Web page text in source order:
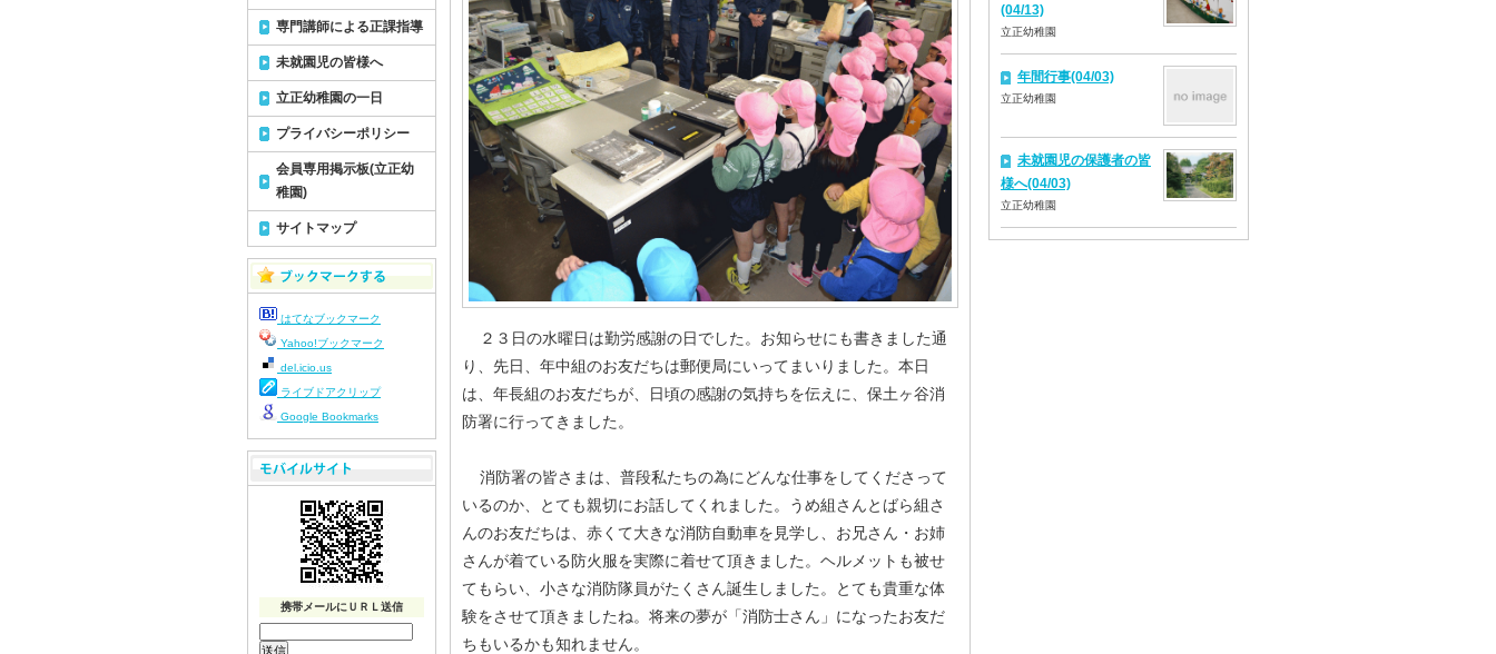
２３日の水曜日は勤労感謝の日でした。お知らせにも書きました通
り、先日、年中組のお友だちは郵便局にいってまいりました。本日
は、年長組のお友だちが、日頃の感謝の気持ちを伝えに、保土ヶ谷消
防署に行ってきました。
消防署の皆さまは、普段私たちの為にどんな仕事をしてくださって
いるのか、とても親切にお話してくれました。うめ組さんとばら組さ
んのお友だちは、赤くて大きな消防自動車を見学し、お兄さん・お姉
さんが着ている防火服を実際に着せて頂きました。ヘルメットも被せ
てもらい、小さな消防隊員がたくさん誕生しました。とても貴重な体
験をさせて頂きましたね。将来の夢が「消防士さん」になったお友だ
ちもいるかも知れません。
専門講師による正課指導
未就園児の皆様へ
立正幼稚園の一日
プライバシーポリシー
会員専用掲示板(立正幼
稚園)
サイトマップ
はてなブックマーク
Yahoo!ブックマーク
del.icio.us
ライブドアクリップ
Google Bookmarks
携帯メールにＵＲＬ送信
(04/13)
立正幼稚園
年間行事(04/03)
立正幼稚園
未就園児の保護者の皆
様へ(04/03)
立正幼稚園